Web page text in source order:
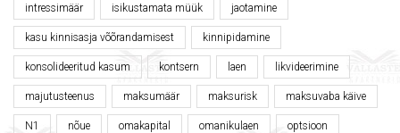
intressimäär isikustamata müük jaotamine
kasu kinnisasja võõrandamisest kinnipidamine
konsolideeritud kasum kontsern laen likvideerimine
majutusteenus maksumäär maksurisk maksuvaba käive
N1 nõue omakapital omanikulaen optsioon